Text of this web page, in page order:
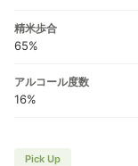
精米歩合
65%
アルコール度数
16%
Pick Up